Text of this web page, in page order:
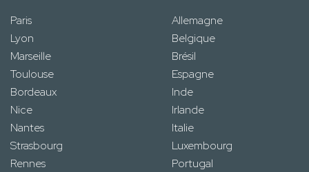
Paris
Lyon
Marseille
Toulouse
Bordeaux
Nice
Nantes
Strasbourg
Rennes
Allemagne
Belgique
Brésil
Espagne
Inde
Irlande
Italie
Luxembourg
Portugal